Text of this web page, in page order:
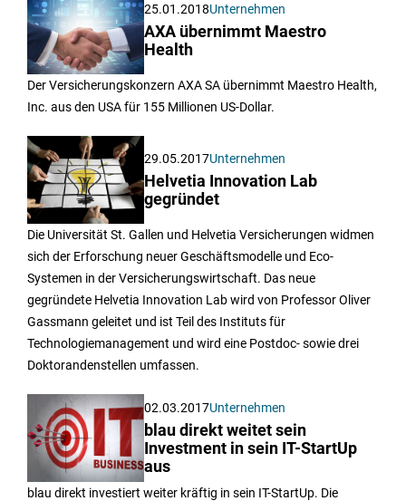
25.01.2018Unternehmen
AXA übernimmt Maestro
Health
Der Versicherungskonzern AXA SA übernimmt Maestro Health,
Inc. aus den USA für 155 Millionen US-Dollar.
29.05.2017Unternehmen
Helvetia Innovation Lab
gegründet
Die Universität St. Gallen und Helvetia Versicherungen widmen
sich der Erforschung neuer Geschäftsmodelle und Eco-
Systemen in der Versicherungswirtschaft. Das neue
gegründete Helvetia Innovation Lab wird von Professor Oliver
Gassmann geleitet und ist Teil des Instituts für
Technologiemanagement und wird eine Postdoc- sowie drei
Doktorandenstellen umfassen.
02.03.2017Unternehmen
blau direkt weitet sein
Investment in sein IT-StartUp
aus
blau direkt investiert weiter kräftig in sein IT-StartUp. Die